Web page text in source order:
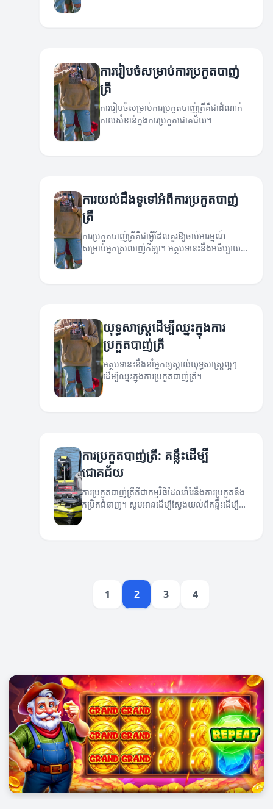
ការរៀបចំសម្រាប់ការប្រកួតបាញ់
ត្រី
ការរៀបចំសម្រាប់ការប្រកួតបាញ់ត្រីគឺជាដំណាក់
កាលសំខាន់ក្នុងការប្រកួតជោគជ័យ។
ការយល់ដឹងទូទៅអំពីការប្រកួតបាញ់
ត្រី
ការប្រកួតបាញ់ត្រីគឺជាអ្វីដែលគួរឱ្យចាប់អារម្មណ៍
សម្រាប់អ្នកស្រលាញ់កីឡា។ អត្ថបទនេះនឹងអធិប្បាយពី
ការប្រកួតបាញ់ត្រីនិងវិធីធ្វើឱ្យបានល្អក្នុងការប្រកួត។
យុទ្ធសាស្ត្រដើម្បីឈ្នះក្នុងការ
ប្រកួតបាញ់ត្រី
អត្ថបទនេះនឹងនាំអ្នកឲ្យស្គាល់យុទ្ធសាស្ត្រល្អៗ
ដើម្បីឈ្នះក្នុងការប្រកួតបាញ់ត្រី។
ការប្រកួតបាញ់ត្រី: គន្លឹះដើម្បី
ជោគជ័យ
ការប្រកួតបាញ់ត្រីគឺជាកម្មវិធីដែលរាំរៃនឹងការប្រកួតនិង
កម្រិតជំនាញ។ សូមអានដើម្បីស្វែងយល់ពីគន្លឹះដើម្បី
ធានាថាអ្នកនឹងជោគជ័យនៅក្នុងការប្រកួតបាញ់ត្រី។
1 2 3 4